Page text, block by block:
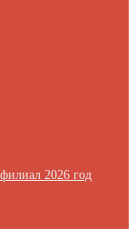
2026 год